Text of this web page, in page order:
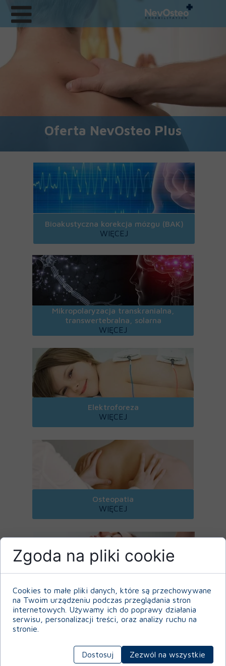
Osteopatia
WIĘCEJ
Terapia czaszkowo - krzyżowa
WIĘCEJ
Elektroforeza
WIĘCEJ
Mikropolaryzacja transkranialna,
transwertebralna, solarna
WIĘCEJ
Bioakustyczna korekcja mózgu (BAK)
WIĘCEJ
Oferta NevOsteo Plus
Zgoda na pliki cookie
Cookies to małe pliki danych, które są przechowywane
na Twoim urządzeniu podczas przeglądania stron
internetowych. Używamy ich do poprawy działania
serwisu, personalizacji treści, oraz analizy ruchu na
stronie.
Dostosuj Zezwól na wszystkie